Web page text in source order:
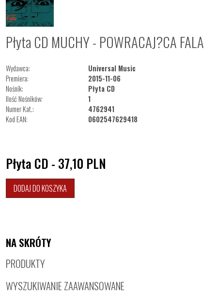
Płyta CD MUCHY - POWRACAJ?CA FALA
Wydawca:
Universal Music
Premiera:
2015-11-06
Nośnik:
Płyta CD
Ilość Nośników:
1
Numer Kat.:
4762941
Kod EAN:
0602547629418
Płyta CD - 37,10 PLN
DODAJ DO KOSZYKA
NA SKRÓTY
PRODUKTY
WYSZUKIWANIE ZAAWANSOWANE